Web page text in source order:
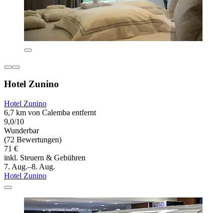
Hotel Zunino
Hotel Zunino
6,7 km von Calemba entfernt
9,0/10
Wunderbar
(72 Bewertungen)
71 €
inkl. Steuern & Gebühren
7. Aug.–8. Aug.
Hotel Zunino